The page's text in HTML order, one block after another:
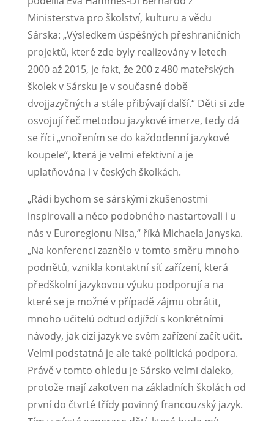
Ministerstva pro školství, kulturu a vědu
Sárska: „Výsledkem úspěšných přeshraničních
projektů, které zde byly realizovány v letech
2000 až 2015, je fakt, že 200 z 480 mateřských
školek v Sársku je v současné době
dvojjazyčných a stále přibývají další.“ Děti si zde
osvojují řeč metodou jazykové imerze, tedy dá
se říci „vnořením se do každodenní jazykové
koupele“, která je velmi efektivní a je
uplatňována i v českých školkách.
„Rádi bychom se sárskými zkušenostmi
inspirovali a něco podobného nastartovali i u
nás v Euroregionu Nisa,“ říká Michaela Janyska.
„Na konferenci zaznělo v tomto směru mnoho
podnětů, vznikla kontaktní síť zařízení, která
předškolní jazykovou výuku podporují a na
které se je možné v případě zájmu obrátit,
mnoho učitelů odtud odjíždí s konkrétními
návody, jak cizí jazyk ve svém zařízení začít učit.
Velmi podstatná je ale také politická podpora.
Právě v tomto ohledu je Sársko velmi daleko,
protože mají zakotven na základních školách od
první do čtvrté třídy povinný francouzský jazyk.